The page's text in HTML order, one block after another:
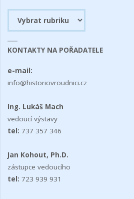
příspěvků
KONTAKTY NA POŘADATELE
e-mail:
info@historicivroudnici.cz
Ing. Lukáš Mach
vedoucí výstavy
tel: 737 357 346
Jan Kohout, Ph.D.
zástupce vedoucího
tel: 723 939 931